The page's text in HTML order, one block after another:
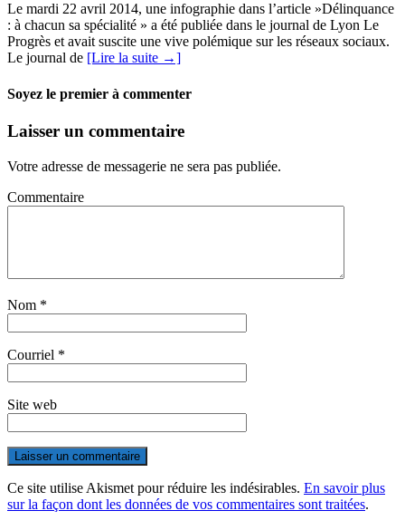
Le mardi 22 avril 2014, une infographie dans l’article »Délinquance
: à chacun sa spécialité » a été publiée dans le journal de Lyon Le
Progrès et avait suscite une vive polémique sur les réseaux sociaux.
Le journal de [Lire la suite →]
Soyez le premier à commenter
Laisser un commentaire
Votre adresse de messagerie ne sera pas publiée.
Commentaire
Nom *
Courriel *
Site web
Ce site utilise Akismet pour réduire les indésirables. En savoir plus
sur la façon dont les données de vos commentaires sont traitées.